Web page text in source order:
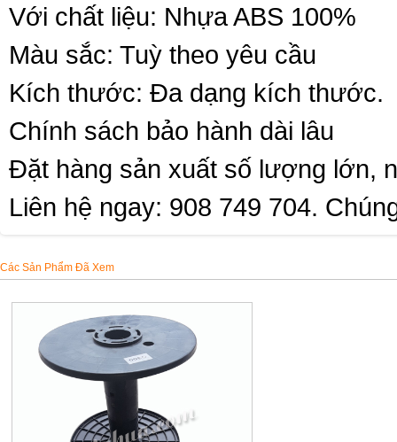
Với chất liệu: Nhựa ABS 100%
Màu sắc: Tuỳ theo yêu cầu
Kích thước: Đa dạng kích thước.
Chính sách bảo hành dài lâu
Đặt hàng sản xuất số lượng lớn,
Liên hệ ngay: 908 749 704.
Các Sản Phẩm Đã Xem